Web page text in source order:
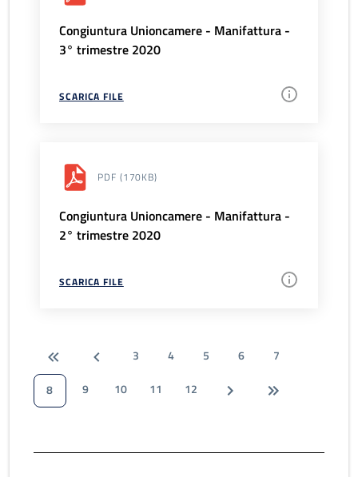
Congiuntura Unioncamere - Manifattura -
3° trimestre 2020
SCARICA FILE
PDF (170KB)
Congiuntura Unioncamere - Manifattura -
2° trimestre 2020
SCARICA FILE
3 4 5 6
7
8
9 10 11 12